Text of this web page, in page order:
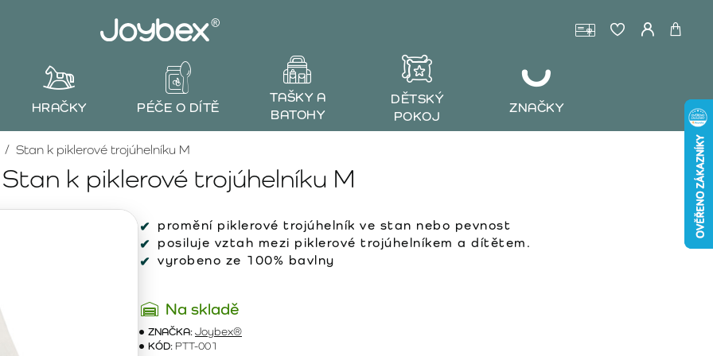
HRAČKY PÉČE O DÍTĚ
TAŠKY A
BATOHY
DĚTSKÝ
POKOJ
ZNAČKY
Stan k piklerové trojúhelníku M
Stan k piklerové trojúhelníku M
promění piklerové trojúhelník ve stan nebo pevnost
posiluje vztah mezi piklerové trojúhelníkem a dítětem.
vyrobeno ze 100% bavlny
Na skladě
ZNAČKA:Joybex®
KÓD: PTT-001